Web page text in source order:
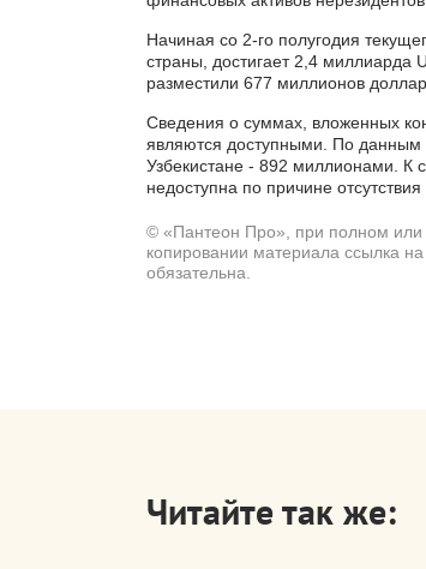
Начиная со 2-го полугодия
страны, достигает 2,4 миллиарда
разместили 677 миллионов
Сведения о суммах, вложенных
являются доступными. По данным
Узбекистане - 892 миллионами. К
недоступна по причине отсутствия
© «Пантеон Про», при полном или
копировании материала ссылка на
обязательна.
Читайте так же: